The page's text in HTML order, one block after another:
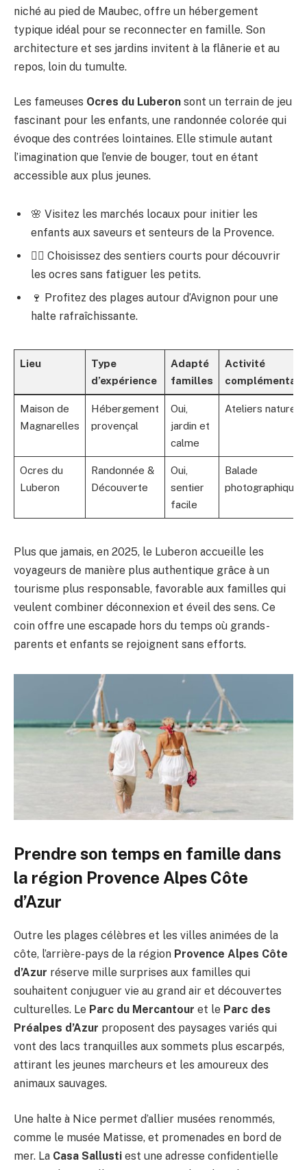
niché au pied de Maubec, offre un hébergement
typique idéal pour se reconnecter en famille. Son
architecture et ses jardins invitent à la flânerie et au
repos, loin du tumulte.
Les fameuses Ocres du Luberon sont un terrain de jeu
fascinant pour les enfants, une randonnée colorée qui
évoque des contrées lointaines. Elle stimule autant
l’imagination que l’envie de bouger, tout en étant
accessible aux plus jeunes.
🌸 Visitez les marchés locaux pour initier les
enfants aux saveurs et senteurs de la Provence.
🚶‍♀️ Choisissez des sentiers courts pour découvrir
les ocres sans fatiguer les petits.
🍷 Profitez des plages autour d’Avignon pour une
halte rafraîchissante.
Lieu
Type
d’expérience
Adapté
familles
Activité
Maison de
Magnarelles
Hébergement
provençal
Oui,
jardin et
calme
Ateliers nature
Ocres du
Luberon
Randonnée &
Découverte
Oui,
sentier
facile
Balade
photographique
Plus que jamais, en 2025, le Luberon accueille les
voyageurs de manière plus authentique grâce à un
tourisme plus responsable, favorable aux familles qui
veulent combiner déconnexion et éveil des sens. Ce
coin offre une escapade hors du temps où grands-
parents et enfants se rejoignent sans efforts.
Prendre son temps en famille dans
la région Provence Alpes Côte
d’Azur
Outre les plages célèbres et les villes animées de la
côte, l’arrière-pays de la région Provence Alpes Côte
d’Azur réserve mille surprises aux familles qui
souhaitent conjuguer vie au grand air et découvertes
culturelles. Le Parc du Mercantour et le Parc des
Préalpes d’Azur proposent des paysages variés qui
vont des lacs tranquilles aux sommets plus escarpés,
attirant les jeunes marcheurs et les amoureux des
animaux sauvages.
Une halte à Nice permet d’allier musées renommés,
comme le musée Matisse, et promenades en bord de
mer. La Casa Sallusti est une adresse confidentielle